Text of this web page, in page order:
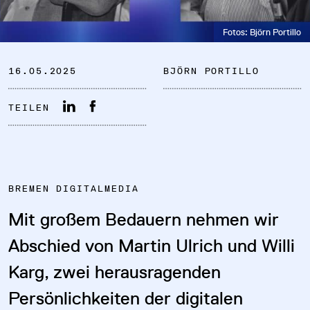
COOKIE-EINSTELLUNGEN
Fotos: Björn Portillo
16.05.2025 BJÖRN PORTILLO
TEILEN
BREMEN DIGITALMEDIA
Mit großem Bedauern nehmen wir
Abschied von Martin Ulrich und Willi
Karg, zwei herausragenden
Persönlichkeiten der digitalen